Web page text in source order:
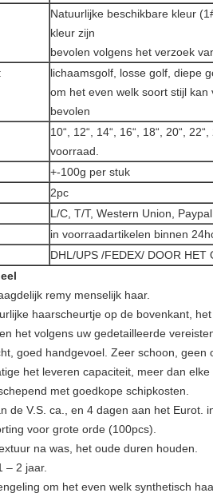
Natuurlijke beschikbare kleur
kleur zijn
bevolen volgens het verzoek
lichaamsgolf, losse golf, diepe
om het even welk soort stijl
bevolen
10“, 12“, 14“, 16“, 18“, 20“,
voorraad.
+-100g per stuk
2pc
L/C, T/T, Western Union,
in voorraadartikelen binnen
DHL/UPS /FEDEX/ DOOR HET
remy menselijk haar.
haarscheurtje op de bovenkant, het
het volgens uw gedetailleerde
goed handgevoel. Zeer schoon, geen
het leveren capaciteit, meer dan elke
met goedkope schipkosten.
de V.S. ca., en 4 dagen aan het Eurot.
voor grote orde (100pcs).
na was, het oude duren houden.
– 2 jaar.
om het even welk synthetisch